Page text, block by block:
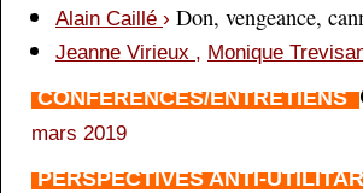
Alain Caillé › Don, vengeance,
Jeanne Virieux , Monique
CONFÉRENCES/ENTRETIENS
mars 2019
PERSPECTIVES ANTI-